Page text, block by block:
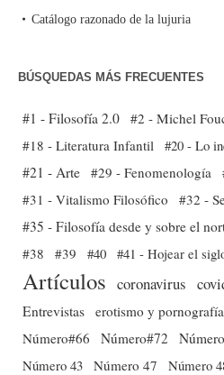
Catálogo razonado de la lujuria
BÚSQUEDAS MÁS FRECUENTES
#1 - Filosofía 2.0 #2 - Michel
#18 - Literatura Infantil #20 - Lo
#21 - Arte #29 - Fenomenología
#31 - Vitalismo Filosófico
#32 -
#35 - Filosofía desde y sobre el
#38
#39 #40 #41 - Hojear el
Artículos coronavirus
Entrevistas erotismo y pornografía
Número#66
Número#72
Número 43 Número 47 Número